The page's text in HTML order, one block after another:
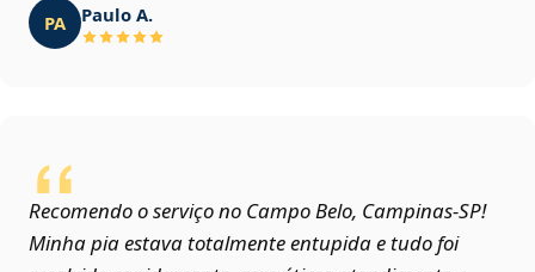
PA Paulo A.
Recomendo o serviço no Campo Belo, Campinas‑SP!
Minha pia estava totalmente entupida e tudo foi